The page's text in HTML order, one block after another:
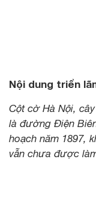
Nội dung triển
Cột cờ Hà Nội,
là đường Điện
hoạch năm 1897,
vẫn chưa được